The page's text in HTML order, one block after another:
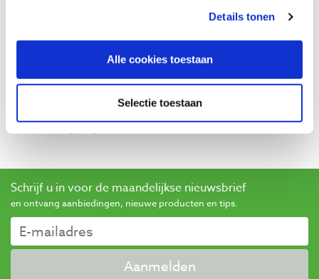
Details tonen
Alle cookies toestaan
Selectie toestaan
Baptist maakt gebruik van Trusted Shops als een
onafhankelijke dienstverlener voor het verkrijgen van
genomen om ervoor te zorgen dat het om echte
beoordelingen gaat.Meer informatie
Schrijf u in voor de maandelijkse nieuwsbrief
en ontvang aanbiedingen, nieuwe producten en tips.
Aanmelden